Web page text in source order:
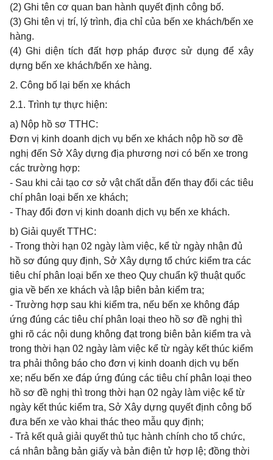
(2) Ghi tên cơ quan ban hành quyết định công bố.
(3) Ghi tên vị trí, lý trình, địa chỉ của bến xe khách/bến xe
hàng.
(4) Ghi diện tích đất hợp pháp được sử dụng để xây
dựng bến xe khách/bến xe hàng.
2. Công bố lại bến xe khách
2.1. Trình tự thực hiện:
a) Nộp hồ sơ TTHC:
Đơn vị kinh doanh dịch vụ bến xe khách nộp hồ sơ đề
nghị đến Sở Xây dựng địa phương nơi có bến xe trong
các trường hợp:
- Sau khi cải tạo cơ sở vật chất dẫn đến thay đổi các tiêu
chí phân loại bến xe khách;
- Thay đổi đơn vị kinh doanh dịch vụ bến xe khách.
b) Giải quyết TTHC:
- Trong thời hạn 02 ngày làm việc, kể từ ngày nhận đủ
hồ sơ đúng quy định, Sở Xây dựng tổ chức kiểm tra các
tiêu chí phân loại bến xe theo Quy chuẩn kỹ thuật quốc
gia về bến xe khách và lập biên bản kiểm tra;
- Trường hợp sau khi kiểm tra, nếu bến xe không đáp
ứng đúng các tiêu chí phân loại theo hồ sơ đề nghị thì
ghi rõ các nội dung không đạt trong biên bản kiểm tra và
trong thời hạn 02 ngày làm việc kể từ ngày kết thúc kiểm
tra phải thông báo cho đơn vị kinh doanh dịch vụ bến
xe; nếu bến xe đáp ứng đúng các tiêu chí phân loại theo
hồ sơ đề nghị thì trong thời hạn 02 ngày làm việc kể từ
ngày kết thúc kiểm tra, Sở Xây dựng quyết định công bố
đưa bến xe vào khai thác theo mẫu quy định;
- Trả kết quả giải quyết thủ tục hành chính cho tổ chức,
cá nhân bằng bản giấy và bản điện tử hợp lệ; đồng thời